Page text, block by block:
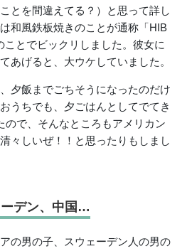
とを間違えてる？）と思って詳し
和風鉄板焼きのことが通称「HIB
ことでビックリしました。彼女に
あげると、大ウケしていました。
夕飯までごちそうになったのだけ
うちでも、夕ごはんとしてでてき
ので、そんなところもアメリカン
々しいぜ！！と思ったりもしまし
デン、中国…
の男の子、スウェーデン人の男の